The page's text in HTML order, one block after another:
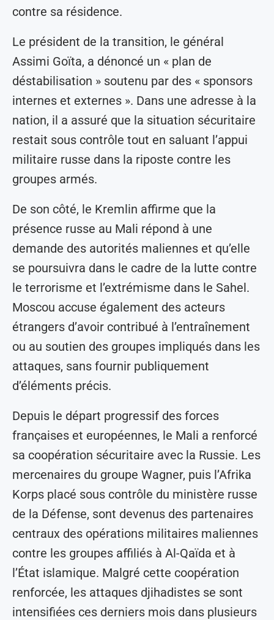
contre sa résidence.
Le président de la transition, le général
Assimi Goïta, a dénoncé un « plan de
déstabilisation » soutenu par des « sponsors
internes et externes ». Dans une adresse à la
nation, il a assuré que la situation sécuritaire
restait sous contrôle tout en saluant l’appui
militaire russe dans la riposte contre les
groupes armés.
De son côté, le Kremlin affirme que la
présence russe au Mali répond à une
demande des autorités maliennes et qu’elle
se poursuivra dans le cadre de la lutte contre
le terrorisme et l’extrémisme dans le Sahel.
Moscou accuse également des acteurs
étrangers d’avoir contribué à l’entraînement
ou au soutien des groupes impliqués dans les
attaques, sans fournir publiquement
d’éléments précis.
Depuis le départ progressif des forces
françaises et européennes, le Mali a renforcé
sa coopération sécuritaire avec la Russie. Les
mercenaires du groupe Wagner, puis l’Afrika
Korps placé sous contrôle du ministère russe
de la Défense, sont devenus des partenaires
centraux des opérations militaires maliennes
contre les groupes affiliés à Al-Qaïda et à
l’État islamique. Malgré cette coopération
renforcée, les attaques djihadistes se sont
intensifiées ces derniers mois dans plusieurs